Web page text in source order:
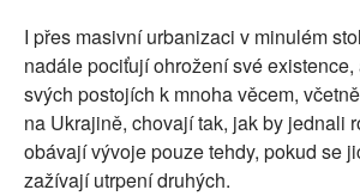
I přes masivní urbanizaci v minulém
nadále pociťují ohrožení své existence,
svých postojích k mnoha věcem,
na Ukrajině, chovají tak, jak by jednali
obávají vývoje pouze tehdy, pokud se
zažívají utrpení druhých.